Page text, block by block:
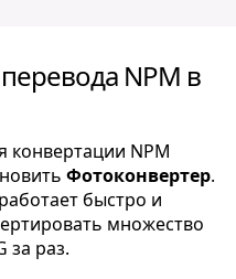
NPM в
конвертации NPM
Фотоконвертер.
быстро и
множество
за раз.